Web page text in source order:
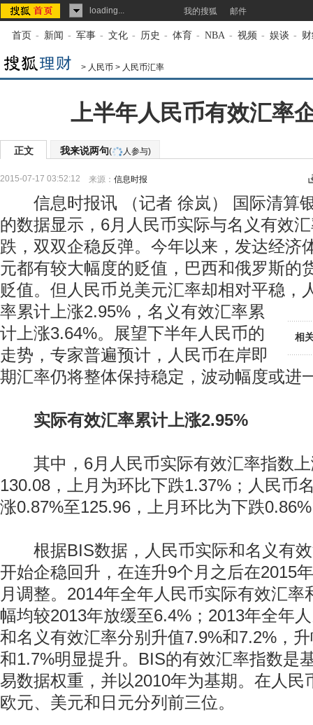
loading... 我的搜狐 邮件
首页 - 新闻 - 军事 - 文化 - 历史 - 体育 - NBA - 视频 - 娱谈 -
> 人民币 > 人民币汇率
上半年人民币有效汇率
正文 我来说两句( 人参与)
2015-07-17 03:52:12 来源： 信息时报
信息时报讯 （记者 徐岚） 国际清算
的数据显示，6月人民币实际与名义有效
跌，双双企稳反弹。今年以来，发达经济
元都有较大幅度的贬值，巴西和俄罗斯的
贬值。但人民币兑美元汇率却相对平稳，
相
率累计上涨2.95%，名义有效汇率累
计上涨3.64%。展望下半年人民币的
走势，专家普遍预计，人民币在岸即
期汇率仍将整体保持稳定，波动幅度或进
实际有效汇率累计上涨2.95%
其中，6月人民币实际有效汇率指数上
130.08，上月为环比下跌1.37%；人民币
涨0.87%至125.96，上月环比为下跌
根据BIS数据，人民币实际和名义有效
开始企稳回升，在连升9个月之后在2015
月调整。2014年全年人民币实际有效汇率
幅均较2013年放缓至6.4%；2013年全年
和名义有效汇率分别升值7.9%和7.2%，
和1.7%明显提升。BIS的有效汇率指数是
易数据权重，并以2010年为基期。在人民
欧元、美元和日元分列前三位。